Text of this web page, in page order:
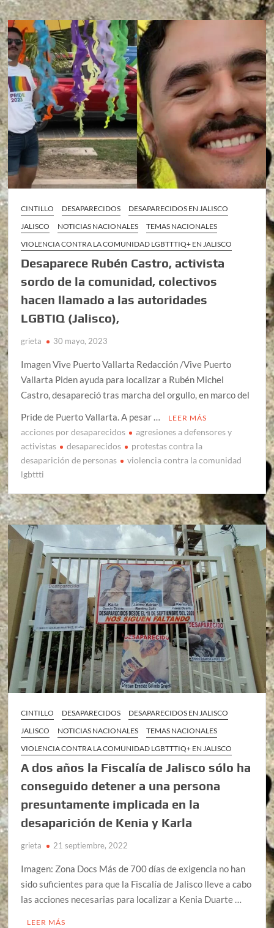
CINTILLO DESAPARECIDOS
DESAPARECIDOS EN JALISCO
JALISCO
NOTICIAS NACIONALES
TEMAS NACIONALES
VIOLENCIA CONTRA LA COMUNIDAD LGBTTTIQ+ EN JALISCO
Desaparece Rubén Castro, activista
sordo de la comunidad, colectivos
hacen llamado a las autoridades
LGBTIQ (Jalisco),
grieta 30 mayo, 2023
Imagen Vive Puerto Vallarta Redacción /Vive Puerto
Vallarta Piden ayuda para localizar a Rubén Michel
Castro, desapareció tras marcha del orgullo, en marco del
Pride de Puerto Vallarta. A pesar …
LEER MÁS
acciones por desaparecidos
agresiones a defensores y
activistas
desaparecidos
protestas contra la
desaparición de personas
violencia contra la comunidad
lgbttti
CINTILLO DESAPARECIDOS
DESAPARECIDOS EN JALISCO
JALISCO
NOTICIAS NACIONALES
TEMAS NACIONALES
VIOLENCIA CONTRA LA COMUNIDAD LGBTTTIQ+ EN JALISCO
A dos años la Fiscalía de Jalisco sólo ha
conseguido detener a una persona
presuntamente implicada en la
desaparición de Kenia y Karla
grieta 21 septiembre, 2022
Imagen: Zona Docs Más de 700 días de exigencia no han
sido suficientes para que la Fiscalía de Jalisco lleve a cabo
las acciones necesarias para localizar a Kenia Duarte …
LEER MÁS